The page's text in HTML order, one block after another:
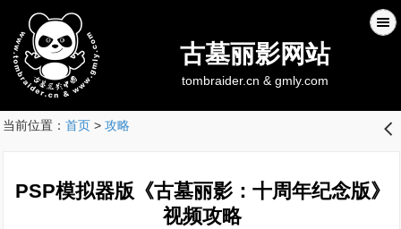
古墓丽影网站
tombraider.cn & gmly.com
当前位置： 首页> 攻略 󰊒
PSP模拟器版《古墓丽影：十周年纪念版》
视频攻略